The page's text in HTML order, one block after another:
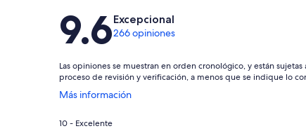
Opiniones
9.6Excepcional
266 opiniones
Las opiniones se muestran en orden cronológico, y están sujetas
proceso de revisión y verificación, a menos que se indique lo
Más información
Se
en
Puntuación
10 - Excelente